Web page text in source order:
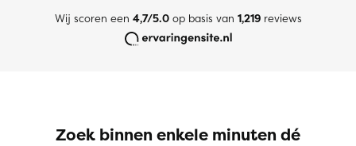
Wij scoren een 4,7/5.0op basis van 1,219reviews
Zoek binnen enkele minuten dé